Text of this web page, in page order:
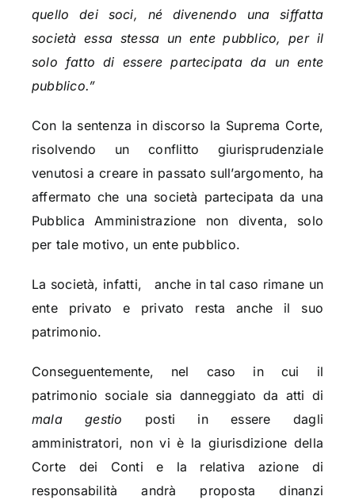
quello dei soci, né divenendo una siffatta
società essa stessa un ente pubblico, per il
solo fatto di essere partecipata da un ente
pubblico.”
Con la sentenza in discorso la Suprema Corte,
risolvendo un conflitto giurisprudenziale
venutosi a creare in passato sull’argomento, ha
affermato che una società partecipata da una
Pubblica Amministrazione non diventa, solo
per tale motivo, un ente pubblico.
La società, infatti, anche in tal caso rimane un
ente privato e privato resta anche il suo
patrimonio.
Conseguentemente, nel caso in cui il
patrimonio sociale sia danneggiato da atti di
mala gestio posti in essere dagli
amministratori, non vi è la giurisdizione della
Corte dei Conti e la relativa azione di
responsabilità andrà proposta dinanzi